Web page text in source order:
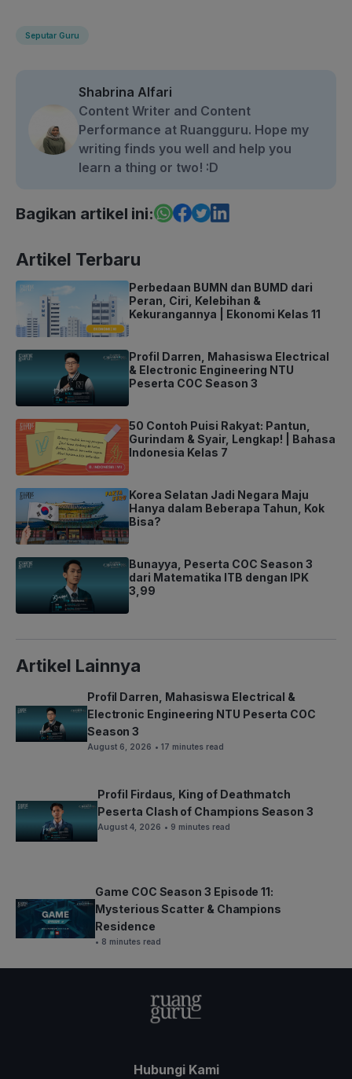
Seputar Guru
Shabrina Alfari
Content Writer and Content
Performance at Ruangguru. Hope my
writing finds you well and help you
learn a thing or two! :D
Bagikan artikel ini:
Artikel Terbaru
Perbedaan BUMN dan BUMD dari
Peran, Ciri, Kelebihan &
Kekurangannya | Ekonomi Kelas 11
Profil Darren, Mahasiswa Electrical
& Electronic Engineering NTU
Peserta COC Season 3
50 Contoh Puisi Rakyat: Pantun,
Gurindam & Syair, Lengkap! | Bahasa
Indonesia Kelas 7
Korea Selatan Jadi Negara Maju
Hanya dalam Beberapa Tahun, Kok
Bisa?
Bunayya, Peserta COC Season 3
dari Matematika ITB dengan IPK
3,99
Artikel Lainnya
Profil Darren, Mahasiswa Electrical &
Electronic Engineering NTU Peserta COC
Season 3
August 6, 2026 • 17 minutes read
Profil Firdaus, King of Deathmatch
Peserta Clash of Champions Season 3
August 4, 2026 • 9 minutes read
Game COC Season 3 Episode 11:
Mysterious Scatter & Champions
Residence
• 8 minutes read
Hubungi Kami